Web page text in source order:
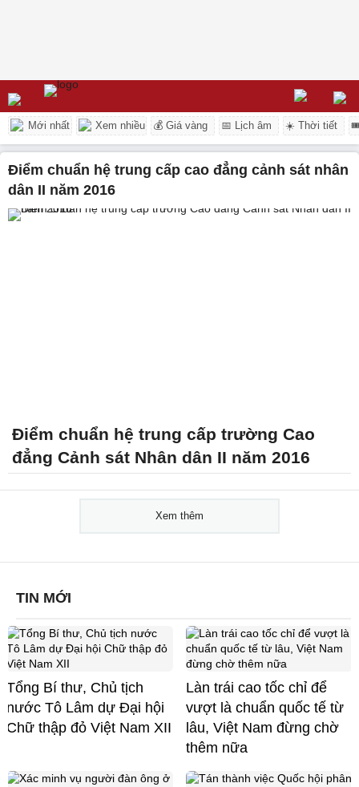
Mới nhất Xem nhiều 💰 Giá vàng 📅 Lịch âm ☀️ Thời tiết
điểm chuẩn hệ trung cấp cao đẳng cảnh sát nhân
dân II năm 2016
Điểm chuẩn hệ trung cấp trường Cao
đẳng Cảnh sát Nhân dân II năm 2016
Xem thêm
TIN MỚI
Tổng Bí thư, Chủ tịch
nước Tô Lâm dự Đại hội
Chữ thập đỏ Việt Nam XII
Làn trái cao tốc chỉ để
vượt là chuẩn quốc tế từ
lâu, Việt Nam đừng chờ
thêm nữa